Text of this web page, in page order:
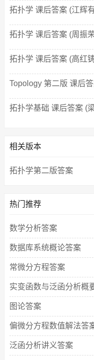
拓扑学 课后答案 (江辉
拓扑学 课后答案 (周振
拓扑学 课后答案 (高红
Topology 第二版 课后
拓扑学基础 课后答案 (
相关版本
拓扑学第二版答案
热门推荐
数学分析答案
数据库系统概论答案
常微分方程答案
实变函数与泛函分析概
图论答案
偏微分方程数值解法答
泛函分析讲义答案